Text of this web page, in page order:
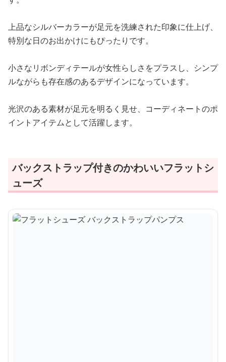
上品なシルバーカラーが足元を洗練された印象に仕上げ、
特別な日のお出かけにもぴったりです。
小さなリボンディテールが女性らしさをプラスし、シンプ
ルながらも存在感のあるデザインになっています。
光沢のある素材が足元を明るく見せ、コーディネートのポ
イントアイテムとして活躍します。
バックストラップ付きのかわいいフラットシ
ューズ